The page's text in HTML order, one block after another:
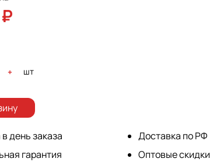
+ шт
день заказа
гарантия
Доставка по РФ
Оптовые скидки